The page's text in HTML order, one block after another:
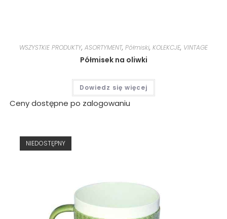
WSZYSTKIE PRODUKTY, ASORTYMENT, Półmiski, KOLEKCJE, VINTAGE
Półmisek na oliwki
Dowiedz się więcej
Ceny dostępne po zalogowaniu
NIEDOSTĘPNY